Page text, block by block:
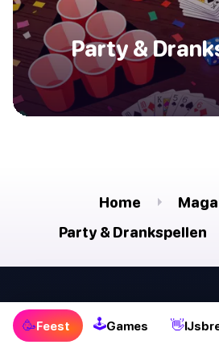
🥳Feest 🕹Games 👋
Party &
Home
Party & Drankspellen
🥳Feest 🕹Games